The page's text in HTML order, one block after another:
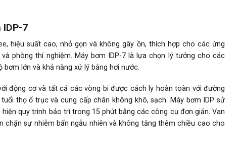
IDP-7
hiệu suất cao, nhỏ gọn và không gây ồn, thích hợp cho các ứng
phòng thí nghiệm. Máy bơm IDP-7 là lựa chọn lý tưởng cho các
lớn và khả năng xử lý bằng hơi nước.
động cơ và tất cả các vòng bi được cách ly hoàn toàn với đường
thọ ổ trục và cung cấp chân không khô, sạch. Máy bơm IDP sử
quy trình bảo trì trong 15 phút bằng các công cụ đơn giản. Van
chặn sự nhiễm bẩn ngẫu nhiên và không tăng thêm chiều cao cho